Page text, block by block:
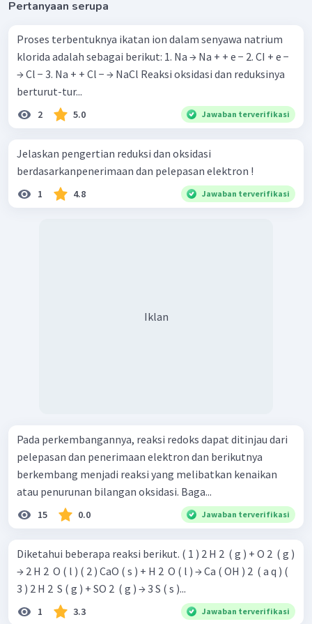
Pertanyaan serupa
Proses terbentuknya ikatan ion dalam senyawa natrium
klorida adalah sebagai berikut: 1. Na → Na + + e − 2. CI + e −
→ Cl − 3. Na + + Cl − → NaCl Reaksi oksidasi dan reduksinya
berturut-tur...
2 5.0 Jawaban terverifikasi
Jelaskan pengertian reduksi dan oksidasi
berdasarkanpenerimaan dan pelepasan elektron !
1 4.8 Jawaban terverifikasi
Iklan
Pada perkembangannya, reaksi redoks dapat ditinjau dari
pelepasan dan penerimaan elektron dan berikutnya
berkembang menjadi reaksi yang melibatkan kenaikan
atau penurunan bilangan oksidasi. Baga...
15 0.0 Jawaban terverifikasi
Diketahui beberapa reaksi berikut. ( 1 ) 2 H 2 ​ ( g ) + O 2 ​ ( g )
→ 2 H 2 ​ O ( l ) ( 2 ) CaO ( s ) + H 2 ​ O ( l ) → Ca ( OH ) 2 ​ ( a q ) (
3 ) 2 H 2 ​ S ( g ) + SO 2 ​ ( g ) → 3 S ( s )...
1 3.3 Jawaban terverifikasi